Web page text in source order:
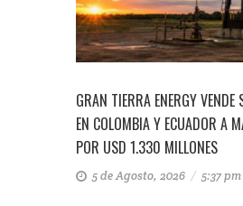
GRAN TIERRA ENERGY
EN COLOMBIA Y ECUADOR A
POR USD 1.330 MILLONES
5 de Agosto, 2026 / 5:37 pm